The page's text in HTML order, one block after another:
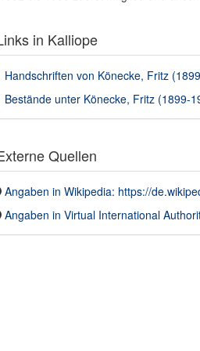
in Kalliope
Handschriften von Könecke, Fritz
Bestände unter Könecke, Fritz (1899-
Quellen
Angaben in Wikipedia: https://
Angaben in Virtual International